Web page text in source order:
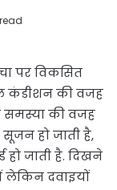
पर विकसित
कंडीशन की वजह
समस्या की वजह
हो जाती है,
हो जाती है. दिखने
लेकिन दवाइयों